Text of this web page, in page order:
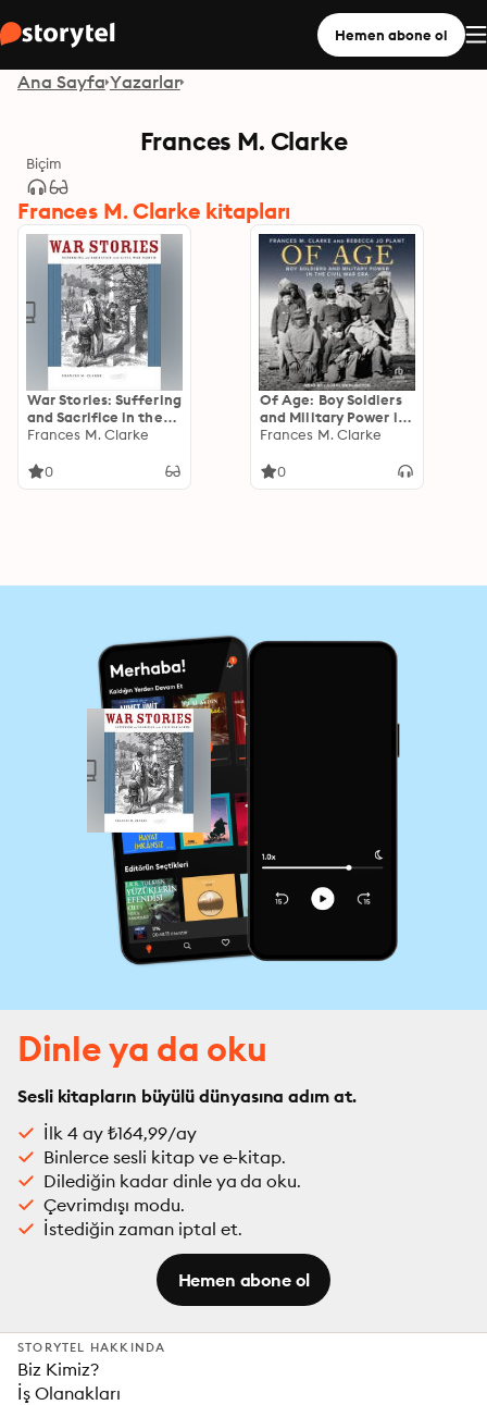
Hemen abone ol
Ana Sayfa Yazarlar
Frances M. Clarke
Biçim
Frances M. Clarke kitapları
War Stories: Suffering
and Sacrifice in the
Civil War North
Frances M. Clarke
0
Of Age: Boy Soldiers
and Military Power in
the Civil War Era
Frances M. Clarke
0
Dinle ya da oku
Sesli kitapların büyülü dünyasına adım at.
İlk 4 ay ₺164,99/ay
Binlerce sesli kitap ve e-kitap.
Dilediğin kadar dinle ya da oku.
Çevrimdışı modu.
İstediğin zaman iptal et.
Hemen abone ol
STORYTEL HAKKINDA
Biz Kimiz?
İş Olanakları